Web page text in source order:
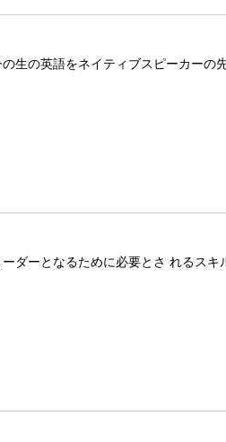
生の英語をネイティブスピーカーの
ダーとなるために必要とさ れるスキ